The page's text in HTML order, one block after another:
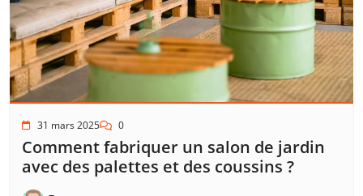
31 mars 2025 0
Comment fabriquer un salon de jardin
avec des palettes et des coussins ?